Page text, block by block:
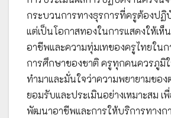
กระบวนการทางธุรการที่ครูต้องปฏิ
แต่เป็นโอกาสทองในการแสดงให้เห็
อาชีพและความทุ่มเทของครูไทยใ
การศึกษาของชาติ ครูทุกคนควรภูมิ
ทำมาและมั่นใจว่าความพยายามของ
ยอมรับและประเมินอย่างเหมาะสม เ
พัฒนาอาชีพและการให้บริการทางก